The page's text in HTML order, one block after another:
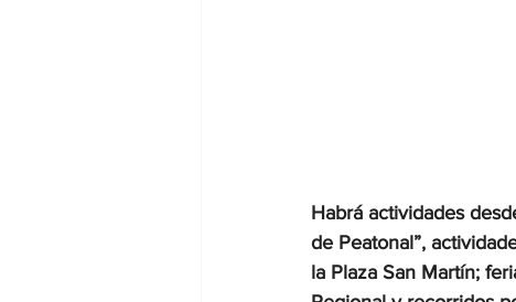
Habrá actividades
de Peatonal”,
la Plaza San Martín;